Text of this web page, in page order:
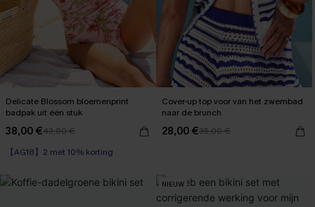
Delicate Blossom bloemenprint
badpak uit één stuk
38,00 €43,00 €
【AG18】2 met 10% korting
Corrigerend badpak
Cover-up top voor van het zwembad
naar de brunch
28,00 €35,00 €
NIEUW